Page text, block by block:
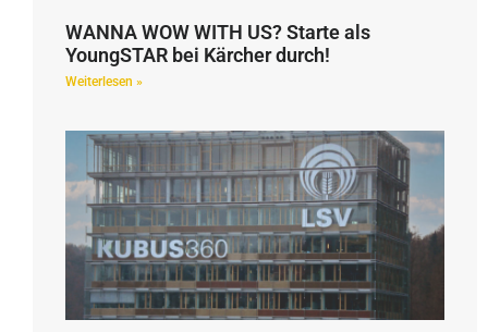
WANNA WOW WITH US? Starte als
YoungSTAR bei Kärcher durch!
Weiterlesen »